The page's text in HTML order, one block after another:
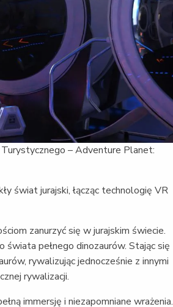
– Adventure Planet:
świat jurajski, łącząc technologię VR
zanurzyć się w jurajskim świecie.
świata pełnego dinozaurów. Stając się
rywalizując jednocześnie z innymi
rywalizacji.
immersję i niezapomniane wrażenia.